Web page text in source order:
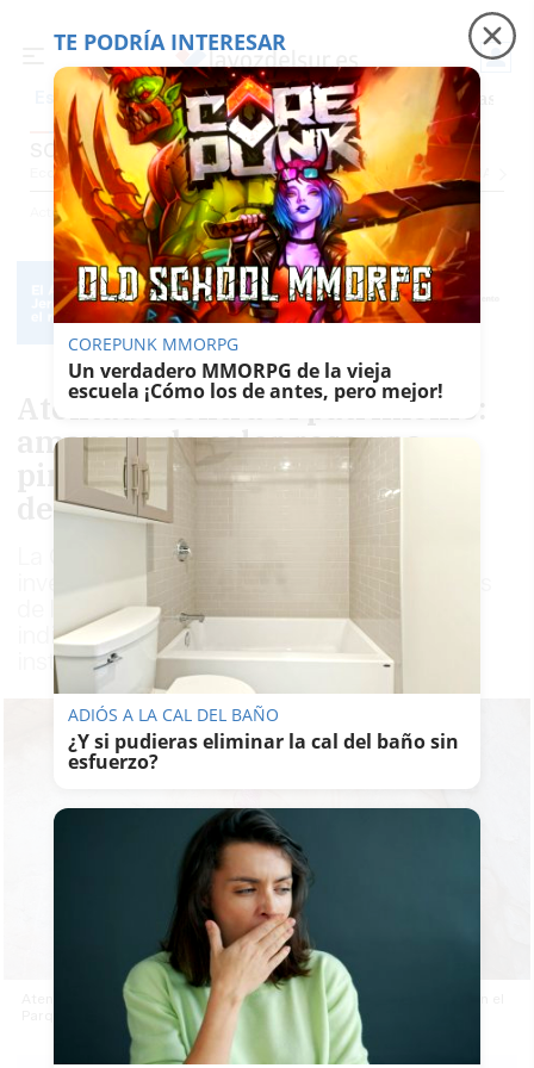
Es noticia Precio luz Perseidas Fábrica de botellas
SOCIEDAD
EconomíaSociedadInternacionalPolíticaEcología Educación Salud
Actualidad Sociedad
Atentado contra el patrimonio:
amanece de color rosa una
pintura rupestre emblemática
de Jaén
La Guardia Civil ya ha abierto una
investigación para localizar al autor o atores
de las pintadas con 'spray' que ha causado
indignación a muchos colectivos e
instituciones
Atentado al patrimonio: amanece de color rosa Las Sacerdotisas en el
Parque Natural de Despeñaperros.
TE PODRÍA INTERESAR
COREPUNK MMORPG
Un verdadero MMORPG de la vieja
escuela ¡Cómo los de antes, pero mejor!
ADIÓS A LA CAL DEL BAÑO
¿Y si pudieras eliminar la cal del baño sin
esfuerzo?